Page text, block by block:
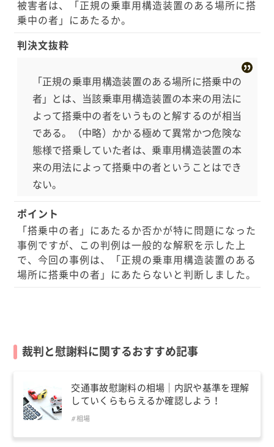
られていました。
被害者は、「正規の乗車用構造装置のある場所に搭
乗中の者」にあたるか。
判決文抜粋
「正規の乗車用構造装置のある場所に搭乗中の
者」とは、当該乗車用構造装置の本来の用法に
よって搭乗中の者をいうものと解するのが相当
である。（中略）かかる極めて異常かつ危険な
態様で搭乗していた者は、乗車用構造装置の本
来の用法によって搭乗中の者ということはでき
ない。
ポイント
「搭乗中の者」にあたるか否かが特に問題になった
事例ですが、この判例は一般的な解釈を示した上
で、今回の事例は、「正規の乗車用構造装置のある
場所に搭乗中の者」にあたらないと判断しました。
裁判と慰謝料に関するおすすめ記事
交通事故慰謝料の相場｜内訳や基準を理解
していくらもらえるか確認しよう！
相場